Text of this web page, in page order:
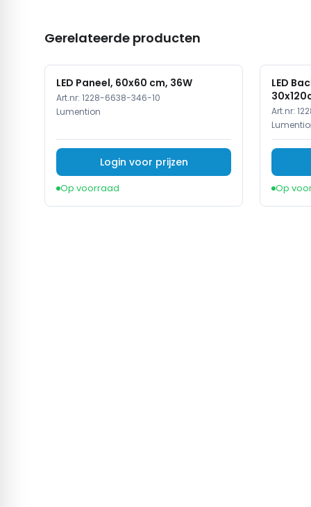
Gerelateerde producten
LED Paneel, 60x60 cm, 36W
Art.nr: 1228-6638-346-10
Lumention
Login voor prijzen
Op voorraad
LED
Snoer
Art.nr:
Op